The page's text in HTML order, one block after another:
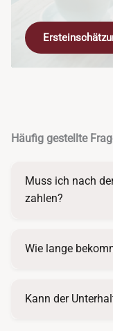
Häufig gestellte
Muss ich nach
zahlen?
Wie lange
Kann der